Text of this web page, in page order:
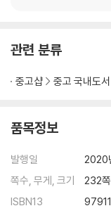
3장 혼자 아파하지 말아요
딸을 위한 기도
확신의 긍정 에너지
짐승이 될까 시인이 될까
언니의 작은 세상
뱅뱅 돌다 멈춰 서보기
가까운 이와 거리 두기
관련 분류
중고샵 중고 국내도서
품목정보
발행일
2020
쪽수, 무게, 크기
232
ISBN13